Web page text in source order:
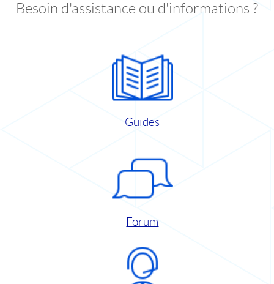
Besoin d'assistance ou d'informations ?
Guides
Forum